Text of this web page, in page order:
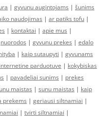
| gyvunu augintojams | šunims
naudojimas | ar patiks tofu |
| kontaktai | apie mus |
nuorodos | gyvunu prekes | edalo
| kaip sutaupyti | gyvunams
internetine parduotuve | kokybiskas
| pavadeliai sunims | prekes
maistas | sunu maistas | kaip
prekems | geriausi siltnamiai |
| tvirti siltnamiai |